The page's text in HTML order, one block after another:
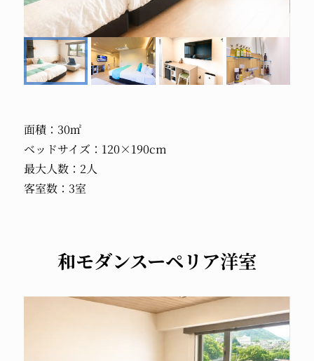
面積：30㎡
ベッドサイズ：120×190cm
最大人数：2人
客室数：3室
和モダンスーペリア洋室